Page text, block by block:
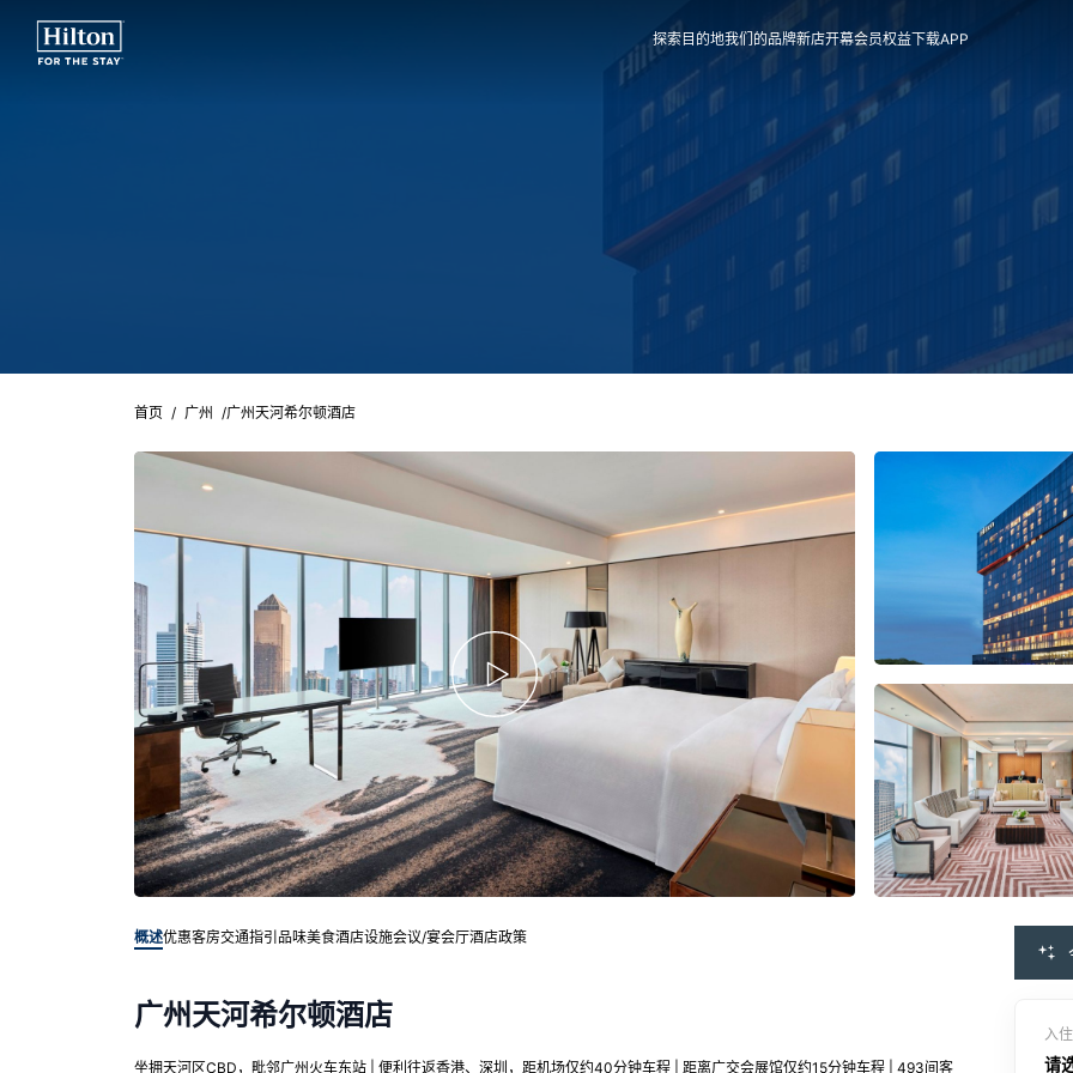
探索目的地我们的品牌新店开幕会员权益下载APP
首页 / 广州 /广州天河希尔顿酒店
概述优惠客房交通指引 品味美食酒店设施会议/宴会厅酒店政策
广州天河希尔顿酒店
坐拥天河区CBD，毗邻广州火车东站 | 便利往返香港、深圳，距机场仅约40分钟车程 | 距离广交会展馆仅约15分钟车程 | 493间客
入
请